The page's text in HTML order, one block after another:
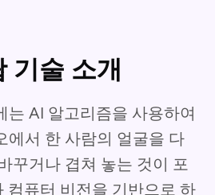
기술 소개
는 AI 알고리즘을 사용하여
에서 한 사람의 얼굴을 다
꾸거나 겹쳐 놓는 것이 포
컴퓨터 비전을 기반으로 하